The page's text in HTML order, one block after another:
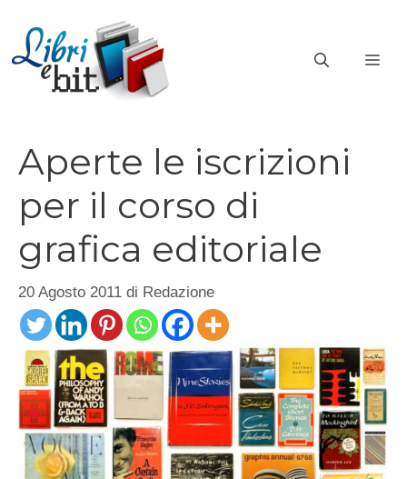
contenuto
Aperte le iscrizioni
per il corso di
grafica editoriale
20 Agosto 2011 di Redazione